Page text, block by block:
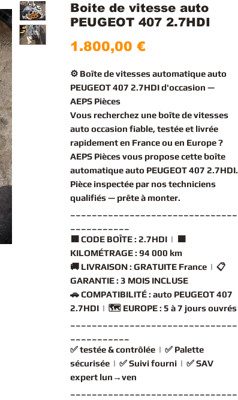
Boite de vitesse auto
PEUGEOT 407 2.7HDI
1.800,00 €Price
⚙️ Boîte de vitesses automatique auto
PEUGEOT 407 2.7HDI d'occasion —
AEPS Pièces
Vous recherchez une boîte de vitesses
auto occasion fiable, testée et livrée
rapidement en France ou en Europe ?
AEPS Pièces vous propose cette boîte
automatique auto PEUGEOT 407 2.7HDI.
Pièce inspectée par nos techniciens
qualifiés — prête à monter.
🟧CODE BOÎTE : 2.7HDI | 🟧
KILOMÉTRAGE : 94 000 km
🚚 LIVRAISON : GRATUITE France | 📋
GARANTIE : 3 MOIS INCLUSE
🚗COMPATIBILITÉ : auto PEUGEOT 407
2.7HDI | 🗺️ EUROPE : 5 à 7 jours ouvrés
✅testée & contrôlée | ✅ Palette
sécurisée | ✅Suivi fourni | ✅SAV
expert lun→ven